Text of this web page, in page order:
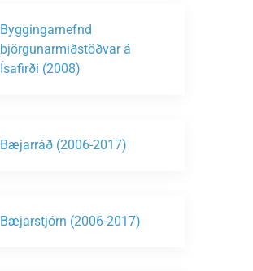
Byggingarnefnd
björgunarmiðstöðvar á
Ísafirði (2008)
Bæjarráð (2006-2017)
Bæjarstjórn (2006-2017)